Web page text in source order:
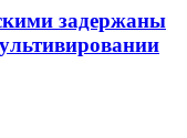
задержаны